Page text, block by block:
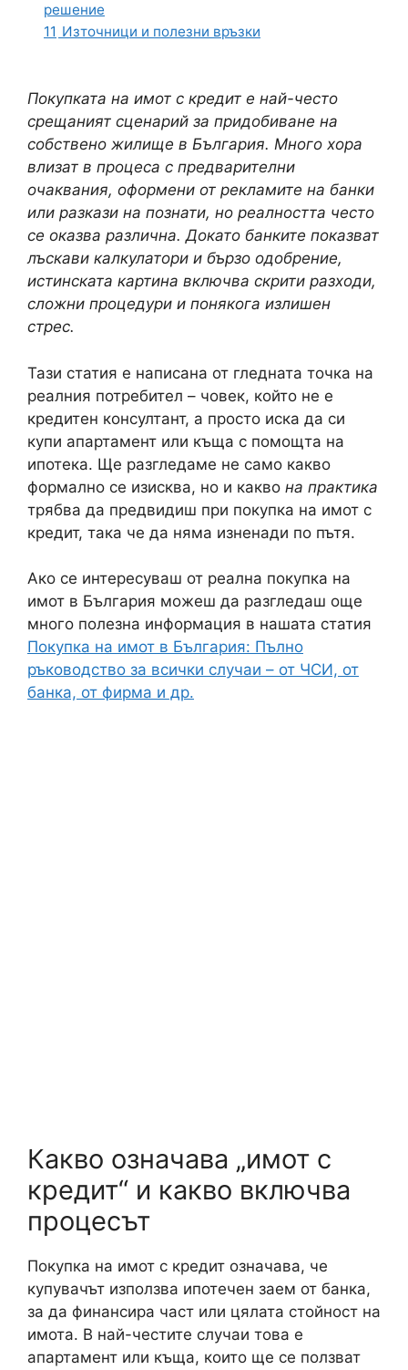
решение
11 Източници и полезни връзки
Покупката на имот с кредит е най-често
срещаният сценарий за придобиване на
собствено жилище в България. Много хора
влизат в процеса с предварителни
очаквания, оформени от рекламите на банки
или разкази на познати, но реалността често
се оказва различна. Докато банките показват
лъскави калкулатори и бързо одобрение,
истинската картина включва скрити разходи,
сложни процедури и понякога излишен
стрес.
Тази статия е написана от гледната точка на
реалния потребител – човек, който не е
кредитен консултант, а просто иска да си
купи апартамент или къща с помощта на
ипотека. Ще разгледаме не само какво
формално се изисква, но и какво на практика
трябва да предвидиш при покупка на имот с
кредит, така че да няма изненади по пътя.
Ако се интересуваш от реална покупка на
имот в България можеш да разгледаш още
много полезна информация в нашата статия
Покупка на имот в България: Пълно
ръководство за всички случаи – от ЧСИ, от
банка, от фирма и др.
Какво означава „имот с
кредит“ и какво включва
процесът
Покупка на имот с кредит означава, че
купувачът използва ипотечен заем от банка,
за да финансира част или цялата стойност на
имота. В най-честите случаи това е
апартамент или къща, които ще се ползват